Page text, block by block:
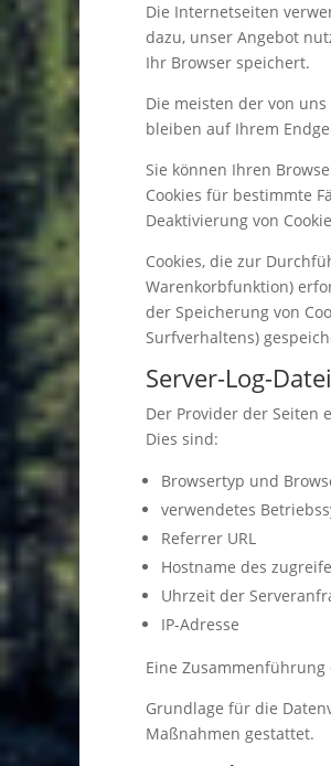
Die Internetseiten
dazu, unser Angebot
Ihr Browser speichert.
Die meisten der von uns
bleiben auf Ihrem
Sie können Ihren
Cookies für bestimmte
Deaktivierung von
Cookies, die zur
Warenkorbfunktion)
der Speicherung von
Surfverhaltens)
Server-Log-
Der Provider der Seiten
Dies sind:
Browsertyp und
verwendetes
Referrer URL
Hostname des
Uhrzeit der
IP-Adresse
Eine
Grundlage für die
Maßnahmen gestattet.